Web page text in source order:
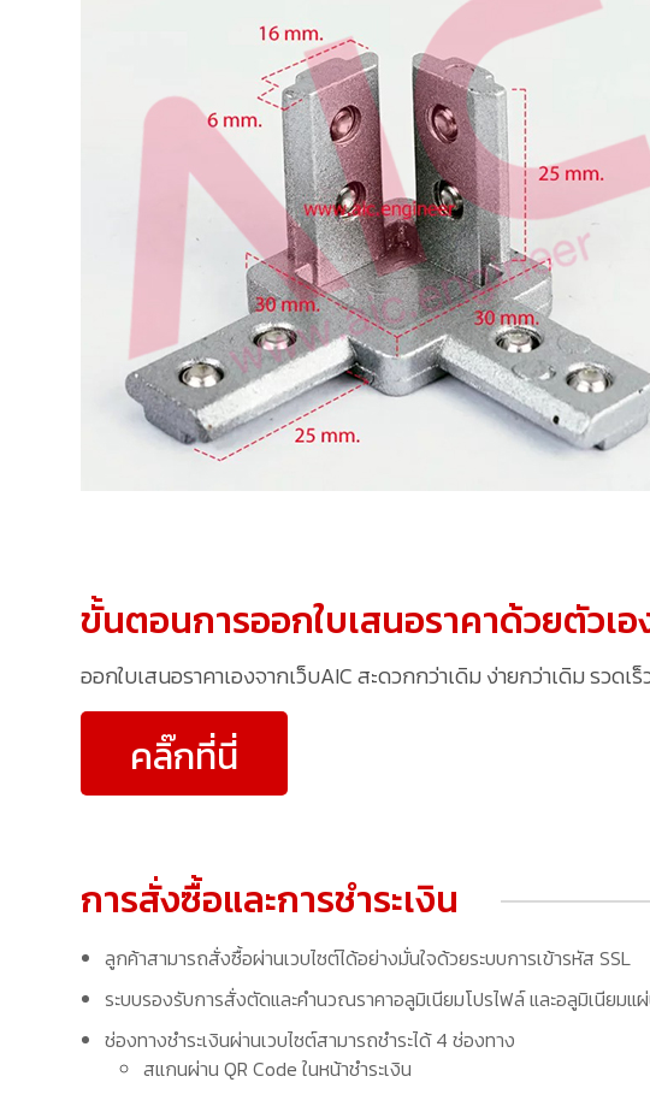
ขั้นตอนการออกใบเสนอราคาด้วยตัวเอ
ออกใบเสนอราคาเองจากเว็บAIC สะดวกกว่าเดิม ง่ายกว่าเดิม รวดเ
คลิ๊กที่นี่
การสั่งซื้อและการชำระเงิน
ลูกค้าสามารถสั่งซื้อผ่านเวบไซต์ได้อย่างมั่นใจด้วยระบบการเข้ารหัส SSL
ระบบรองรับการสั่งตัดและคำนวณราคาอลูมิเนียมโปรไฟล์ และอลูมิเนียม
ช่องทางชำระเงินผ่านเวบไซต์สามารถชำระได้ 4 ช่องทาง
สแกนผ่าน QR Code ในหน้าชำระเงิน